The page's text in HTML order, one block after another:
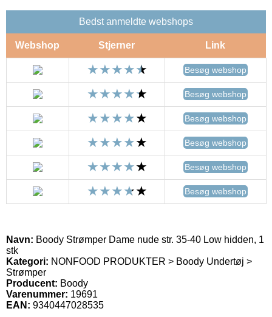
Bedst anmeldte webshops
Webshop Stjerner Link
Besøg webshop
Besøg webshop
Besøg webshop
Besøg webshop
Besøg webshop
Besøg webshop
Navn: Boody Strømper Dame nude str. 35-40 Low hidden, 1
stk
Kategori: NONFOOD PRODUKTER > Boody Undertøj >
Strømper
Producent: Boody
Varenummer: 19691
EAN: 9340447028535